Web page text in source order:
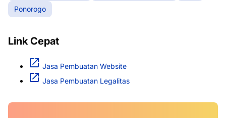
Ponorogo
Link Cepat
Jasa Pembuatan Website
Jasa Pembuatan Legalitas